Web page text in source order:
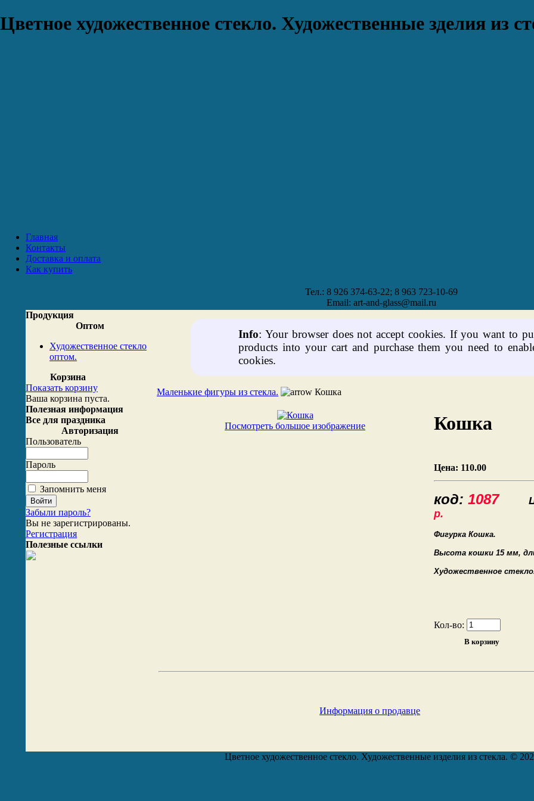
Цветное художественное стекло. Художественные зделия из
Главная
Контакты
Доставка и оплата
Как купить
Тел.: 8 926 374-63-22; 8 963 723-10-69
Email: art-and-glass@mail.ru
Продукция
Оптом
Художественное стекло
оптом.
Корзина
Показать корзину
Ваша корзина пуста.
Полезная информация
Все для праздника
Авторизация
Пользователь
Пароль
Запомнить меня
Забыли пароль?
Вы не зарегистрированы.
Регистрация
Полезные ссылки
Info: Your browser does not accept cookies. If you want to
products into your cart and purchase them you need to
cookies.
Маленькие фигуры из стекла. Кошка
Посмотреть большое изображение Кошка
Цена: 110.00
код: 1087
р.
Фигурка Кошка.
Высота кошки 15 мм,
Художественное
Кол-во:
Информация о продавце
Цветное художественное стекло. Художественные изделия из стекла. ©